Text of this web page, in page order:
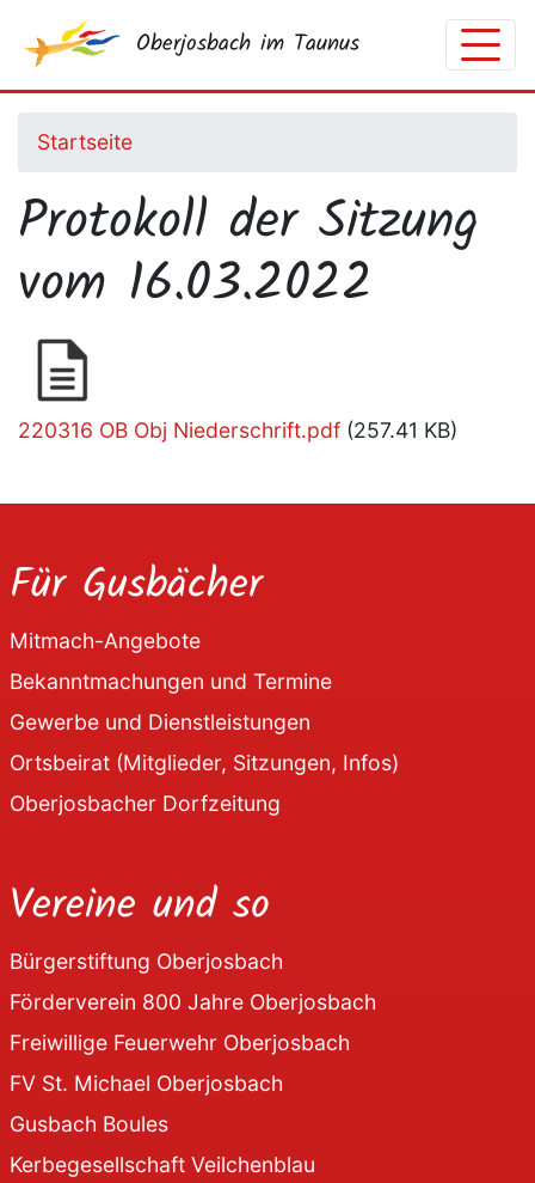
zum
Oberjosbach im Taunus
Startseite
Protokoll der Sitzung
vom 16.03.2022
Document
220316 OB Obj Niederschrift.pdf (257.41 KB)
Für Gusbächer
Mitmach-Angebote
Bekanntmachungen und Termine
Gewerbe und Dienstleistungen
Ortsbeirat (Mitglieder, Sitzungen, Infos)
Oberjosbacher Dorfzeitung
Vereine und so
Bürgerstiftung Oberjosbach
Förderverein 800 Jahre Oberjosbach
Freiwillige Feuerwehr Oberjosbach
FV St. Michael Oberjosbach
Gusbach Boules
Kerbegesellschaft Veilchenblau